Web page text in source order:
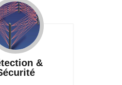
&